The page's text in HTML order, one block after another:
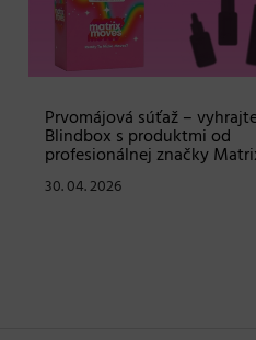
Prvomájová súťaž –
Blindbox s produktmi od
profesionálnej značky
30. 04. 2026